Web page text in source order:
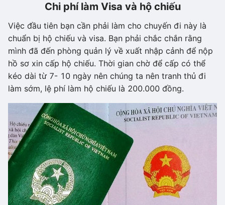
Chi phí làm Visa và hộ chiếu
Việc đầu tiên bạn cần phải làm cho chuyến đi này là
chuẩn bị hộ chiếu và visa. Bạn phải chắc chắn rằng
mình đã đến phòng quản lý về xuất nhập cảnh để nộp
hồ sơ xin cấp hộ chiếu. Thời gian chờ để cấp có thể
kéo dài từ 7- 10 ngày nên chúng ta nên tranh thủ đi
làm sớm, lệ phí làm hộ chiếu là 200.000 đồng.